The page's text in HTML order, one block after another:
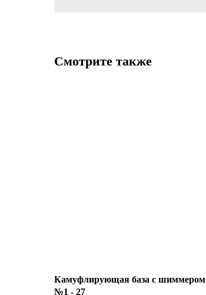
Смотрите также
Камуфлирующая база с шиммером
№1 - 27